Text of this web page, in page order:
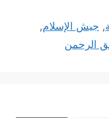
, جيش الإسلام,
الرحمن